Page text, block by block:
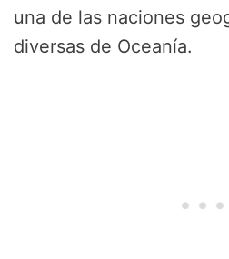
una de las naciones
diversas de Oceanía.